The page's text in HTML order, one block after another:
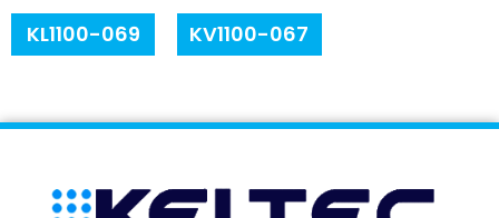
KL1100-069 KV1100-067